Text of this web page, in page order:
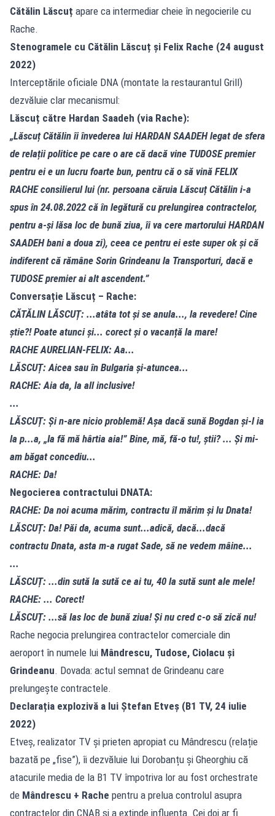
Cătălin Lăscuț apare ca intermediar cheie în negocierile cu
Rache.
Stenogramele cu Cătălin Lăscuț și Felix Rache (24 august
2022)
Interceptările oficiale DNA (montate la restaurantul Grill)
dezvăluie clar mecanismul:
Lăscuț către Hardan Saadeh (via Rache):
„Lăscuț Cătălin îi învederea lui HARDAN SAADEH legat de sfera
de relații politice pe care o are că dacă vine TUDOSE premier
pentru ei e un lucru foarte bun, pentru că o să vină FELIX
RACHE consilierul lui (nr. persoana căruia Lăscuț Cătălin i-a
spus în 24.08.2022 că în legătură cu prelungirea contractelor,
pentru a-și lăsa loc de bună ziua, îi va cere martorului HARDAN
SAADEH bani a doua zi), ceea ce pentru ei este super ok și că
indiferent că rămâne Sorin Grindeanu la Transporturi, dacă e
TUDOSE premier ai alt ascendent.”
Conversație Lăscuț – Rache:
CĂTĂLIN LĂSCUȚ: ...atâta tot și se anula..., la revedere! Cine
știe?! Poate atunci și... corect și o vacanță la mare!
RACHE AURELIAN-FELIX: Aa...
LĂSCUȚ: Aicea sau în Bulgaria și-atuncea...
RACHE: Aia da, la all inclusive!
...
LĂSCUȚ: Și n-are nicio problemă! Așa dacă sună Bogdan și-l ia
la p...a, „Ia fă mă hârtia aia!” Bine, mă, fă-o tu!, știi? ... Și mi-
am băgat concediu...
RACHE: Da!
Negocierea contractului DNATA:
RACHE: Da noi acuma mărim, contractu îl mărim și lu Dnata!
LĂSCUȚ: Da! Păi da, acuma sunt...adică, dacă...dacă
contractu Dnata, asta m-a rugat Sade, să ne vedem mâine...
...
LĂSCUȚ: ...din sută la sută ce ai tu, 40 la sută sunt ale mele!
RACHE: ... Corect!
LĂSCUȚ: ...să las loc de bună ziua! Și nu cred c-o să zică nu!
Rache negocia prelungirea contractelor comerciale din
aeroport în numele lui Mândrescu, Tudose, Ciolacu și
Grindeanu. Dovada: actul semnat de Grindeanu care
prelungește contractele.
Declarația explozivă a lui Ștefan Etveș (B1 TV, 24 iulie
2022)
Etveș, realizator TV și prieten apropiat cu Mândrescu (relație
bazată pe „fise”), îi dezvăluie lui Dorobanțu și Gheorghiu că
atacurile media de la B1 TV împotriva lor au fost orchestrate
de Mândrescu + Rache pentru a prelua controlul asupra
contractelor din CNAB și a extinde influența. Cei doi ar fi